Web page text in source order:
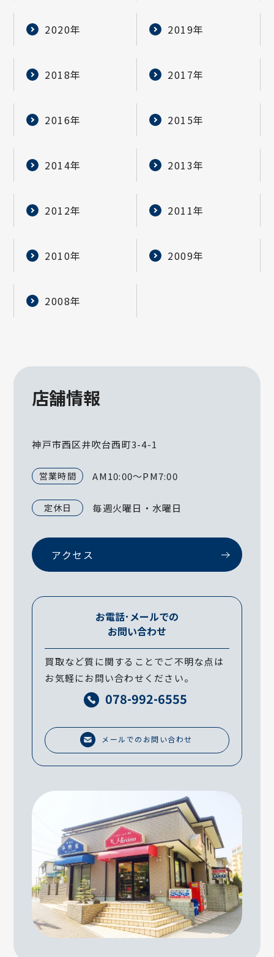
2020年 2019年
2018年 2017年
2016年 2015年
2014年 2013年
2012年 2011年
2010年 2009年
2008年
店舗情報
神戸市西区井吹台西町3-4-1
営業時間 AM10:00～PM7:00
定休日 毎週火曜日・水曜日
アクセス
お電話･メールでの
お問い合わせ
買取など質に関することでご不明な点は
お気軽にお問い合わせください。
078-992-6555
メールでのお問い合わせ